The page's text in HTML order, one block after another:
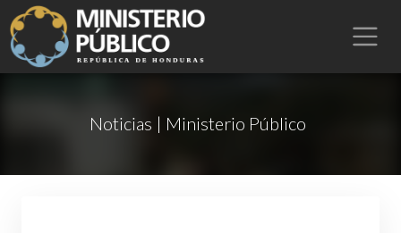
Noticias | Ministerio Público